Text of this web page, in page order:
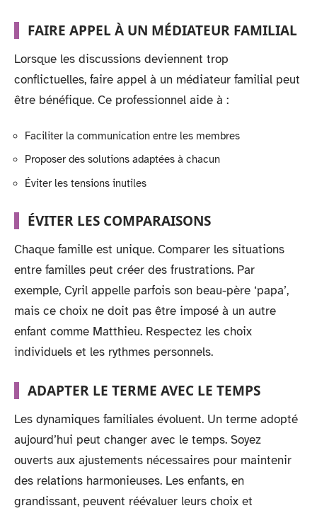
FAIRE APPEL À UN MÉDIATEUR FAMILIAL
Lorsque les discussions deviennent trop
conflictuelles, faire appel à un médiateur familial peut
être bénéfique. Ce professionnel aide à :
Faciliter la communication entre les membres
Proposer des solutions adaptées à chacun
Éviter les tensions inutiles
ÉVITER LES COMPARAISONS
Chaque famille est unique. Comparer les situations
entre familles peut créer des frustrations. Par
exemple, Cyril appelle parfois son beau-père ‘papa’,
mais ce choix ne doit pas être imposé à un autre
enfant comme Matthieu. Respectez les choix
individuels et les rythmes personnels.
ADAPTER LE TERME AVEC LE TEMPS
Les dynamiques familiales évoluent. Un terme adopté
aujourd’hui peut changer avec le temps. Soyez
ouverts aux ajustements nécessaires pour maintenir
des relations harmonieuses. Les enfants, en
grandissant, peuvent réévaluer leurs choix et